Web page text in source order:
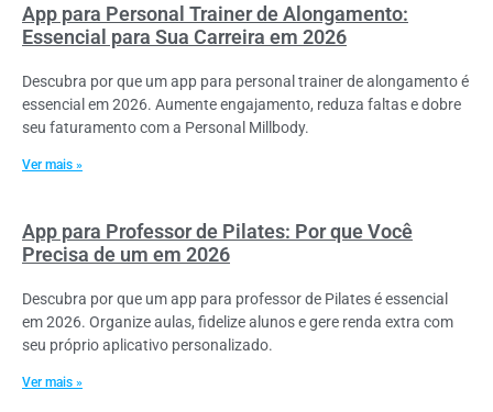
App para Personal Trainer de Alongamento:
Essencial para Sua Carreira em 2026
Descubra por que um app para personal trainer de alongamento é
essencial em 2026. Aumente engajamento, reduza faltas e dobre
seu faturamento com a Personal Millbody.
Ver mais »
App para Professor de Pilates: Por que Você
Precisa de um em 2026
Descubra por que um app para professor de Pilates é essencial
em 2026. Organize aulas, fidelize alunos e gere renda extra com
seu próprio aplicativo personalizado.
Ver mais »